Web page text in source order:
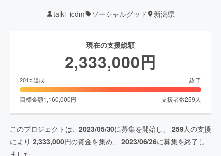
taiki_iddm ソーシャルグッド 新潟県
現在の支援総額
2,333,000円
201%達成 終了
目標金額1,160,000円 支援者数259 人
このプロジェクトは、 2023/05/30に募集を開始し、 259人の支援
により 2,333,000円の資金を集め、 2023/06/26に募集を終了し
ました